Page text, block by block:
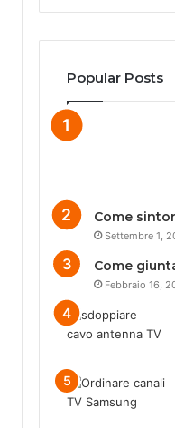
Popular Posts
Come
Settembre 1,
Come
Febbraio 16,